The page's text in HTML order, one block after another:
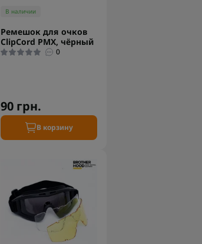
В наличии
Ремешок для очков
ClipСord PMX, чёрный
0
90 грн.
В корзину